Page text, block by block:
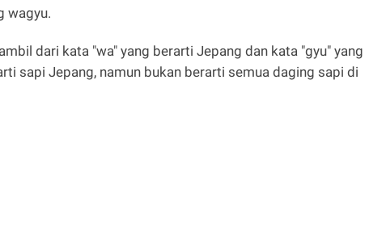
wagyu.
dari kata "wa" yang berarti Jepang dan kata "gyu" yang
sapi Jepang, namun bukan berarti semua daging sapi di